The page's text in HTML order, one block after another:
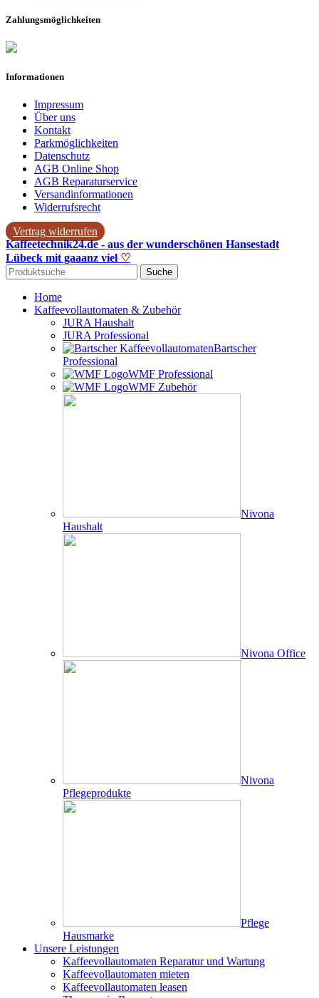
Zahlungsmöglichkeiten
Informationen
Impressum
Über uns
Kontakt
Parkmöglichkeiten
Datenschutz
AGB Online Shop
AGB Reparaturservice
Versandinformationen
Widerrufsrecht
Vertrag widerrufen
Kaffeetechnik24.de - aus der wunderschönen Hansestadt
Lübeck mit gaaanz viel ♡
Suche
Home
Kaffeevollautomaten & Zubehör
JURA Haushalt
JURA Professional
Bartscher
Professional
WMF Professional
WMF Zubehör
Nivona
Haushalt
Nivona Office
Nivona
Pflegeprodukte
Pflege
Hausmarke
Unsere Leistungen
Kaffeevollautomaten Reparatur und Wartung
Kaffeevollautomaten mieten
Kaffeevollautomaten leasen